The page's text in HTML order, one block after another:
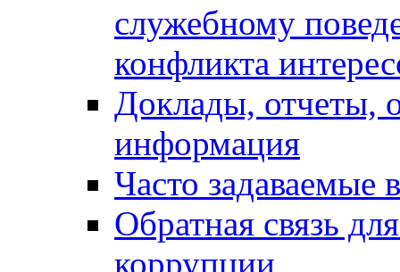
служебному
конфликта
Доклады, отчеты,
информация
Часто задаваемые
Обратная связь
коррупции